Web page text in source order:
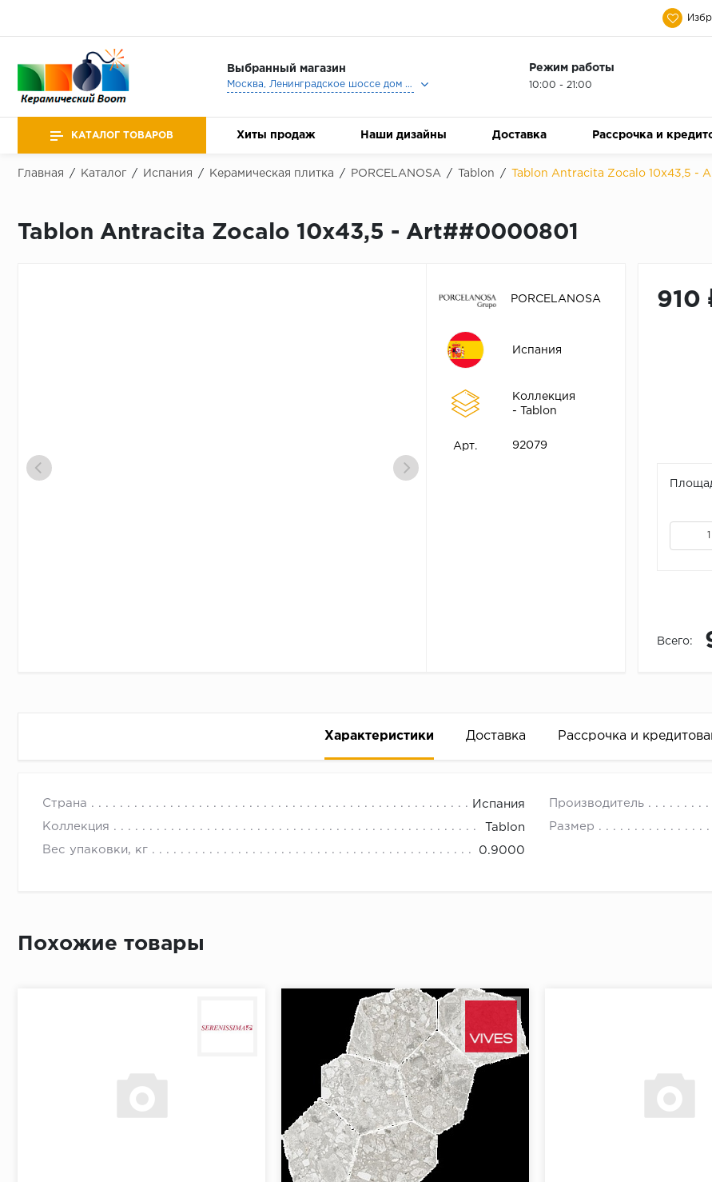
Выбранный магазин
Москва, Ленинградское шоссе дом 25, Торговый Центр Family Room, 2-ой этаж, Магазин Керамический Бум.
Режим работы
10:00 - 21:00
КАТАЛОГ ТОВАРОВ Хиты продаж Наши дизайны Доставка Рассрочка и
Главная / Каталог / Испания / Керамическая плитка / PORCELANOSA / Tablon / Tablon Antracita Zocalo 10x43,5 -
Tablon Antracita Zocalo 10x43,5 - Art##0000801
PORCELANOSA
Испания
Коллекция
- Tablon
Арт. 92079
910
Всего:
Характеристики Доставка Рассрочка и
Страна Испания Производитель
Коллекция Tablon Размер
Вес упаковки, кг 0.9000
Быстрое рассмотрение: решение от банка придет вам за 2 минуты прямо в форме заявки на той же
Срок предоставления кредита от 3 до 36 месяцев Срок предоставления рассрочки от 3 до 10 месяцев
Достаточно только паспорта
Похожие товары